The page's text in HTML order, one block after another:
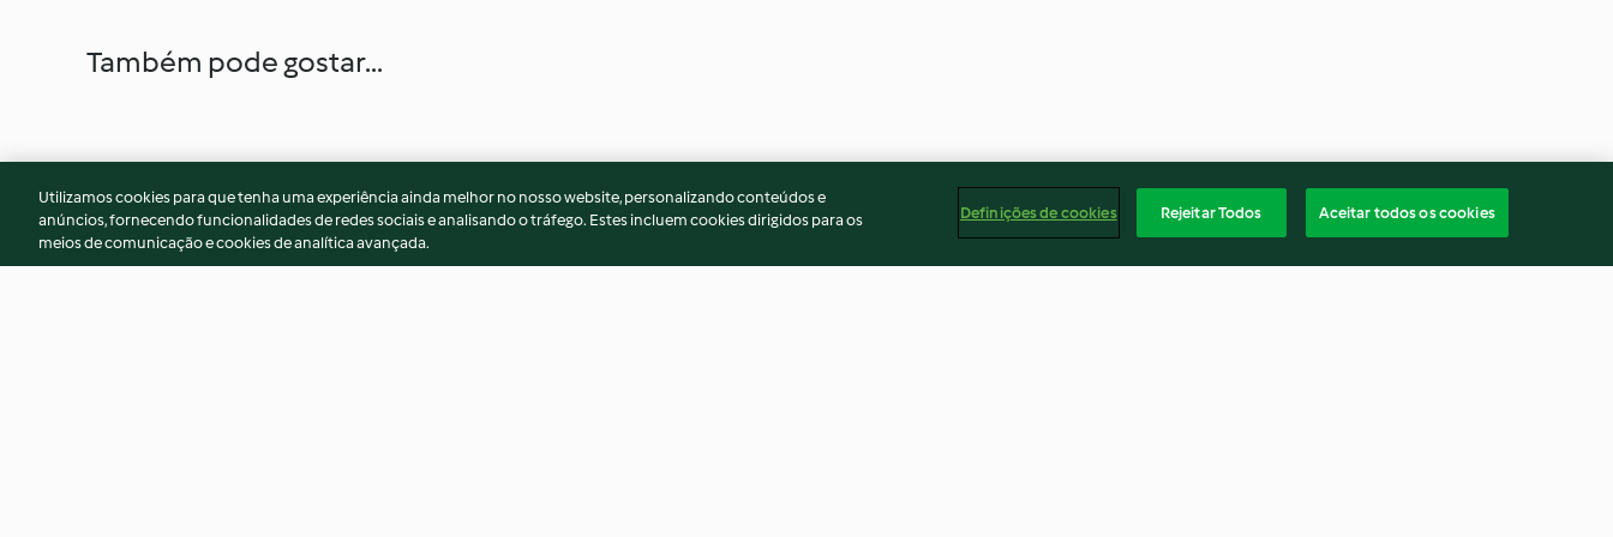
Também pode gostar...
Utilizamos cookies para que tenha uma experiência ainda melhor no nosso website, personalizando conteúdos e
anúncios, fornecendo funcionalidades de redes sociais e analisando o tráfego. Estes incluem cookies dirigidos para os
meios de comunicação e cookies de analítica avançada.
Definições de cookies Rejeitar Todos Aceitar todos os cookies